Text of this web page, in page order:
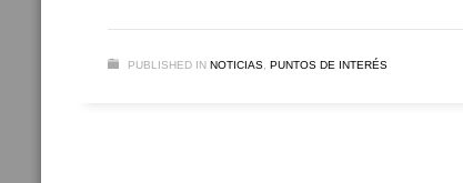
PUBLISHED IN NOTICIAS, PUNTOS DE INTERÉS